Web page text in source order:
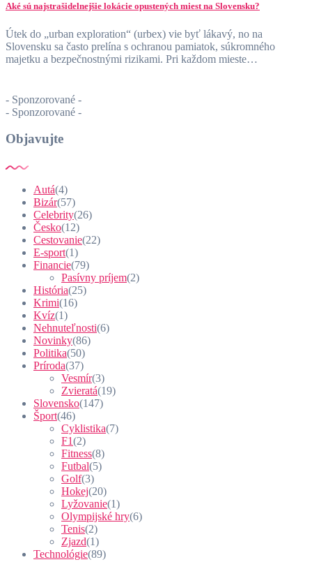
Aké sú najstrašidelnejšie lokácie opustených miest na Slovensku?
Útek do „urban exploration“ (urbex) vie byť lákavý, no na
Slovensku sa často prelína s ochranou pamiatok, súkromného
majetku a bezpečnostnými rizikami. Pri každom mieste…
- Sponzorované -
- Sponzorované -
Objavujte
Autá(4)
Bizár(57)
Celebrity(26)
Česko(12)
Cestovanie(22)
E-sport(1)
Financie(79)
Pasívny príjem(2)
História(25)
Krimi(16)
Kvíz(1)
Nehnuteľnosti(6)
Novinky(86)
Politika(50)
Príroda(37)
Vesmír(3)
Zvieratá(19)
Slovensko(147)
Šport(46)
Cyklistika(7)
F1(2)
Fitness(8)
Futbal(5)
Golf(3)
Hokej(20)
Lyžovanie(1)
Olympijské hry(6)
Tenis(2)
Zjazd(1)
Technológie(89)